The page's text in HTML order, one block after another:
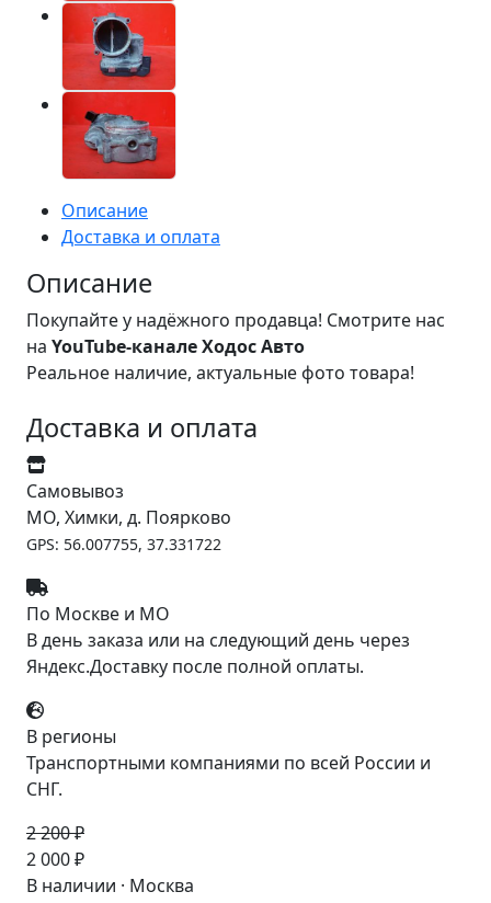
Описание
Доставка и оплата
Описание
Покупайте у надёжного продавца! Смотрите нас
на YouTube-канале Ходос Авто
Реальное наличие, актуальные фото товара!
Доставка и оплата
Самовывоз
МО, Химки, д. Поярково
GPS: 56.007755, 37.331722
По Москве и МО
В день заказа или на следующий день через
Яндекс.Доставку после полной оплаты.
В регионы
Транспортными компаниями по всей России и
СНГ.
2 200 ₽
2 000 ₽
В наличии · Москва